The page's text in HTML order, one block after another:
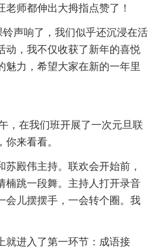
师都伸出大拇指点赞了！
声响了，我们似乎还沉浸在活
动，我不仅收获了新年的喜悦
魅力，希望大家在新的一年里
，在我们班开展了一次元旦联
来看看。
苏殿伟主持。联欢会开始前，
楠跳一段舞。主持人打开录音
会儿摆摆手，一会转个圈。我
就进入了第一环节：成语接